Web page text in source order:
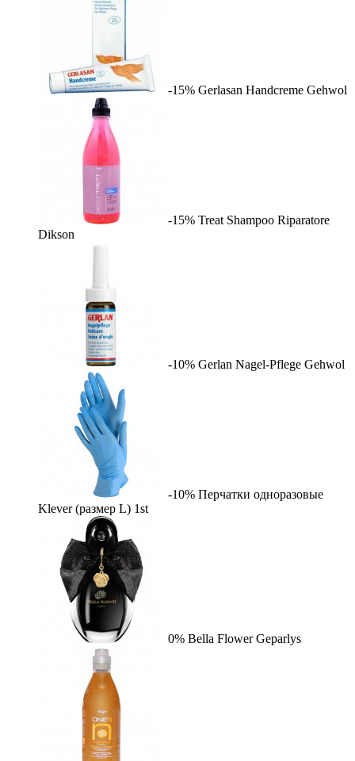
-15% Gerlasan Handcreme Gehwol
-15% Treat Shampoo Riparatore
Dikson
-10% Gerlan Nagel-Pflege Gehwol
-10% Перчатки одноразовые
Klever (размер L) 1st
0% Bella Flower Geparlys